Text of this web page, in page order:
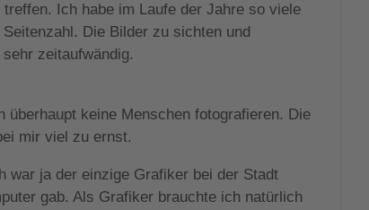
Ich habe im Laufe der Jahre so viele
Die Bilder zu sichten und
zeitaufwändig.
überhaupt keine Menschen fotografieren. Die
mir viel zu ernst.
war ja der einzige Grafiker bei der Stadt
gab. Als Grafiker brauchte ich natürlich